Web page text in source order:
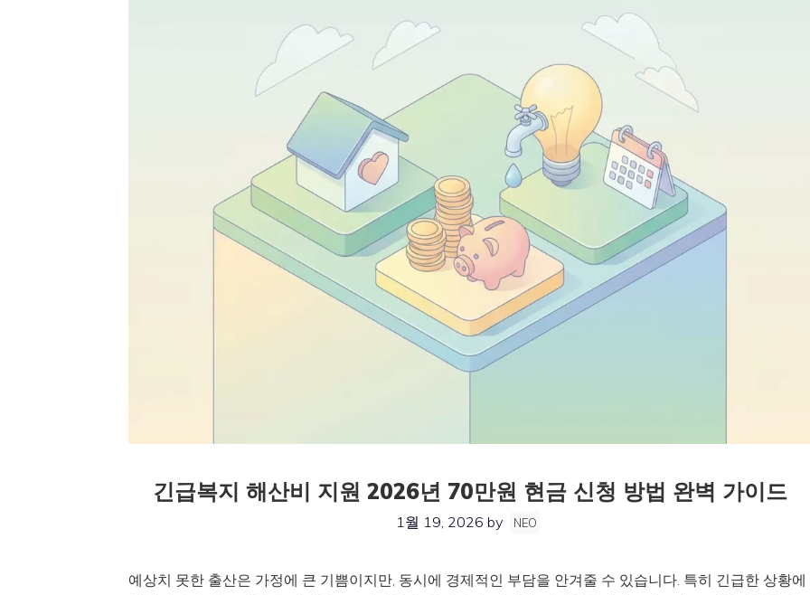
긴급복지 해산비 지원 2026년 70만원 현금 신청 방법 완벽 가이드
1월 19, 2026 by NEO
예상치 못한 출산은 가정에 큰 기쁨이지만, 동시에 경제적인 부담을 안겨줄 수 있습니다. 특히 긴급한 상황에